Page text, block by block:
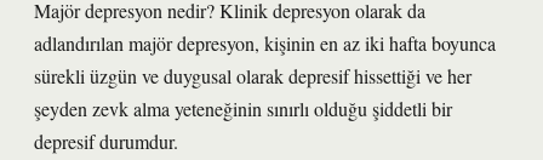
Majör depresyon nedir? Klinik depresyon olarak da
adlandırılan majör depresyon, kişinin en az iki hafta boyunca
sürekli üzgün ve duygusal olarak depresif hissettiği ve her
şeyden zevk alma yeteneğinin sınırlı olduğu şiddetli bir
depresif durumdur.